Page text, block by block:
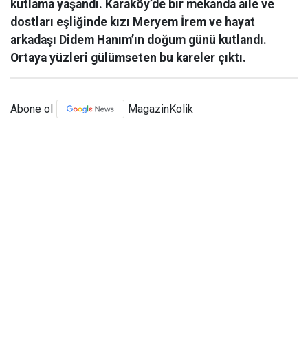
kutlama yaşandı. Karaköy’de bir mekanda aile ve
dostları eşliğinde kızı Meryem İrem ve hayat
arkadaşı Didem Hanım’ın doğum günü kutlandı.
Ortaya yüzleri gülümseten bu kareler çıktı.
Abone ol MagazinKolik